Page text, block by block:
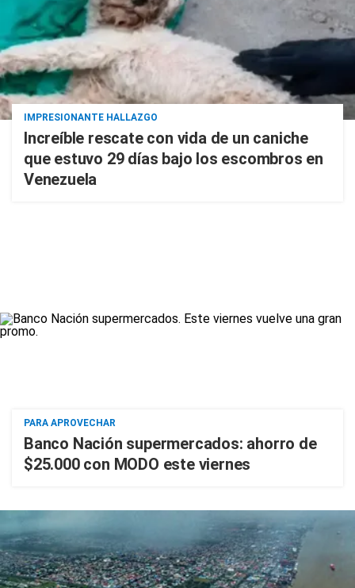
IMPRESIONANTE HALLAZGO
Increíble rescate con vida de un caniche
que estuvo 29 días bajo los escombros en
Venezuela
PARA APROVECHAR
Banco Nación supermercados: ahorro de
$25.000 con MODO este viernes